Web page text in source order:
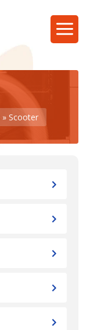
» Scooter